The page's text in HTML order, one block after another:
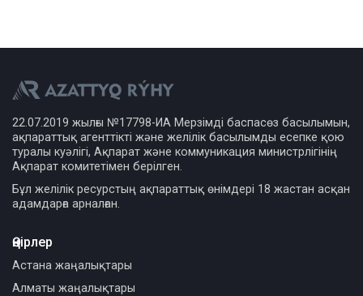
22.07.2019 жылғы №17798-ИА Мерзімді баспасөз басылымын,
ақпараттық агенттікті және желілік басылымды есепке қою
туралы куәлігі, Ақпарат және коммуникация министрлігінің
Ақпарат комитетімен берілген.
Бұл желілік ресурстың ақпараттық өнімдері 18 жастан асқан
адамдарға арналған.
Өңірлер
Астана жаңалықтары
Алматы жаңалықтары